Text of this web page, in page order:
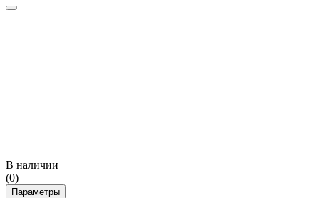
В наличии
(0)
Параметры